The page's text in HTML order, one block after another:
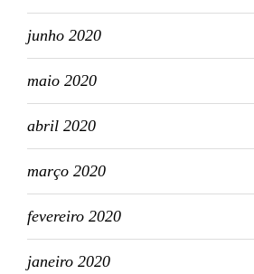
junho 2020
maio 2020
abril 2020
março 2020
fevereiro 2020
janeiro 2020